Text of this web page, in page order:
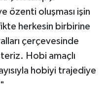
özenti oluşması işin
herkesin birbirine
çerçevesinde
Hobi amaçlı
hobiyi trajediye